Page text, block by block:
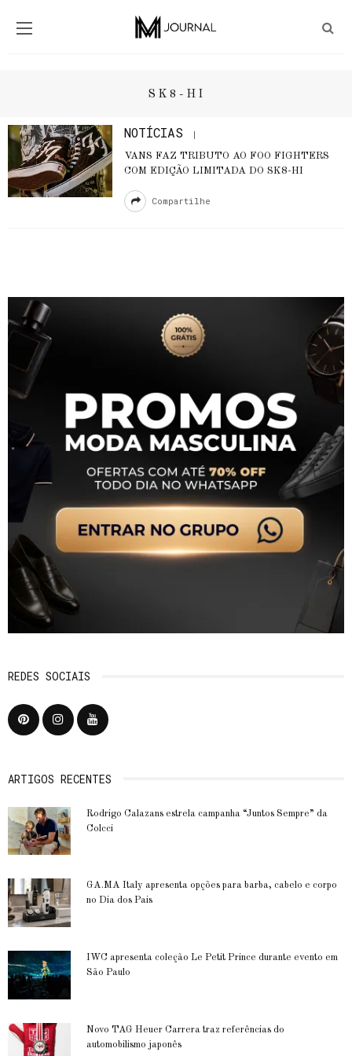
SK8-HI
NOTÍCIAS
VANS FAZ TRIBUTO AO FOO FIGHTERS
COM EDIÇÃO LIMITADA DO SK8-HI
Compartilhe
REDES SOCIAIS
ARTIGOS RECENTES
Rodrigo Calazans estrela campanha “Juntos Sempre” da
Colcci
GA.MA Italy apresenta opções para barba, cabelo e corpo
no Dia dos Pais
IWC apresenta coleção Le Petit Prince durante evento em
São Paulo
Novo TAG Heuer Carrera traz referências do
automobilismo japonês